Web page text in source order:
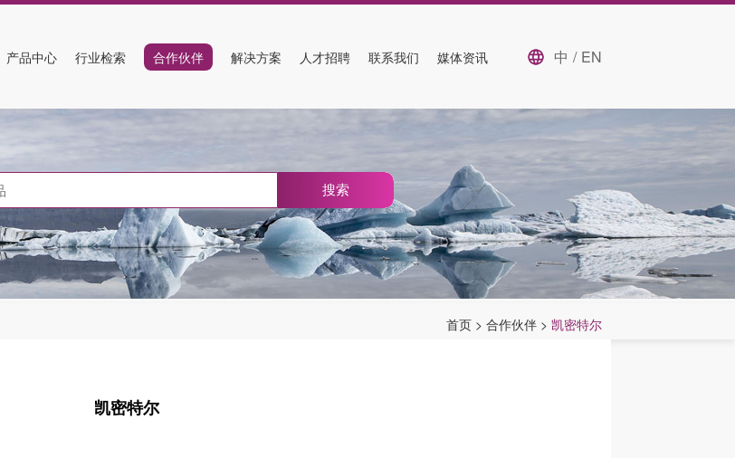
产品中心 行业检索 合作伙伴 解决方案 人才招聘 联系我们 媒体资讯 中 / EN
搜索
首页 > 合作伙伴 > 凯密特尔
凯密特尔